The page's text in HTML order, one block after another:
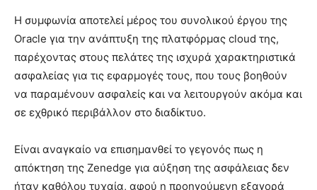
Η συμφωνία αποτελεί μέρος του συνολικού έργου της
Oracle για την ανάπτυξη της πλατφόρμας cloud της,
παρέχοντας στους πελάτες της ισχυρά χαρακτηριστικά
ασφαλείας για τις εφαρμογές τους, που τους βοηθούν
να παραμένουν ασφαλείς και να λειτουργούν ακόμα και
σε εχθρικό περιβάλλον στο διαδίκτυο.
Είναι αναγκαίο να επισημανθεί το γεγονός πως η
απόκτηση της Zenedge για αύξηση της ασφάλειας δεν
ήταν καθόλου τυχαία, αφού η προηγούμενη εξαγορά